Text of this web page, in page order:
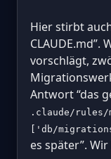
Hier stirbt
CLAUDE.md”.
vorschlägt,
Antwort “das
.claude/rules/
['db/
es später”.